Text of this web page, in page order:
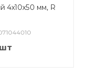
4x10x50 мм, R